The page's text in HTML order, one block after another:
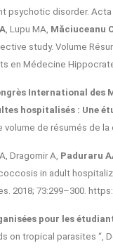
psychotic disorder. Acta
, Lupu MA, Măciuceanu
study. Volume
en Médecine
International des
hospitalisés : Une
volume de résumés de
Dragomir A, Paduraru
in adult
2018; 73:299–300.
pour les
on tropical parasites “,